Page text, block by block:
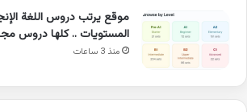
موقع يرتب دروس اللغة
المستويات .. كلها دروس
منذ 3 ساعات